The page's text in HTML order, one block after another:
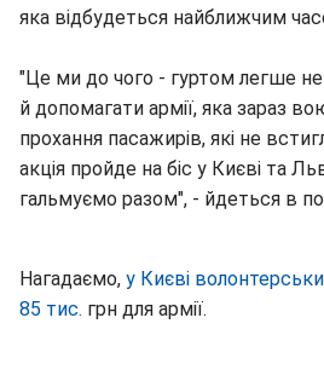
яка відбудеться найближчим
"Це ми до чого - гуртом легше
й допомагати армії, яка зараз
прохання пасажирів, які не
акція пройде на біс у Києві та
гальмуємо разом", - йдеться в
Нагадаємо, у Києві
85 тис. грн для армії.